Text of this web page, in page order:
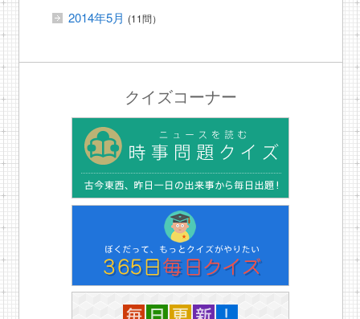
2014年5月 (11問）
クイズコーナー